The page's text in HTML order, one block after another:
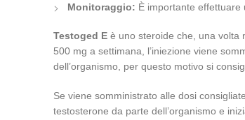
Monitoraggio: È importante effettuare
Testoged E è uno steroide che, una volta
500 mg a settimana, l’iniezione viene
dell’organismo, per questo motivo si
Se viene somministrato alle dosi
testosterone da parte dell’organismo e